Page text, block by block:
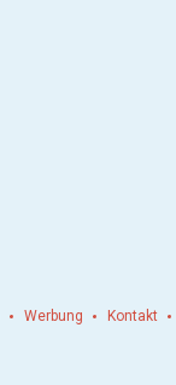
Werbung Kontakt